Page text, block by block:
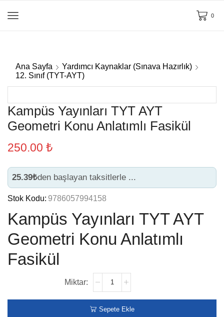
0
Ana Sayfa
Yardımcı Kaynaklar (Sınava Hazırlık)
12. Sınıf (TYT-AYT)
Kampüs Yayınları TYT AYT
Geometri Konu Anlatımlı Fasikül
250.00 ₺
25.39₺den başlayan taksitlerle ...
Stok Kodu: 9786057994158
Kampüs Yayınları TYT AYT
Geometri Konu Anlatımlı
Fasikül
Sepete Ekle